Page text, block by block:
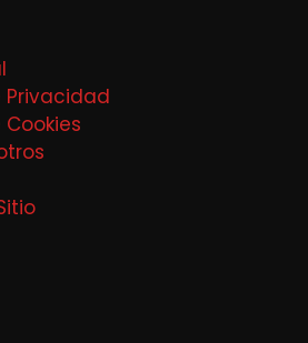
Privacidad